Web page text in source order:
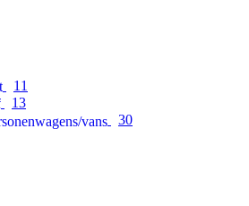
11
13
vans
30